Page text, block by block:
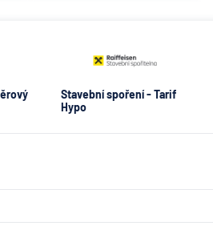
Stavební spoření - Tarif
Hypo